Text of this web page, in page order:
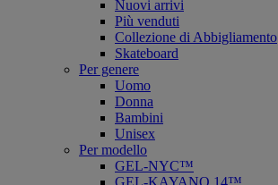
Nuovi arrivi
Più venduti
Collezione di Abbigliamento
Skateboard
Per genere
Uomo
Donna
Bambini
Unisex
Per modello
GEL-NYC™
GEL-KAYANO 14™